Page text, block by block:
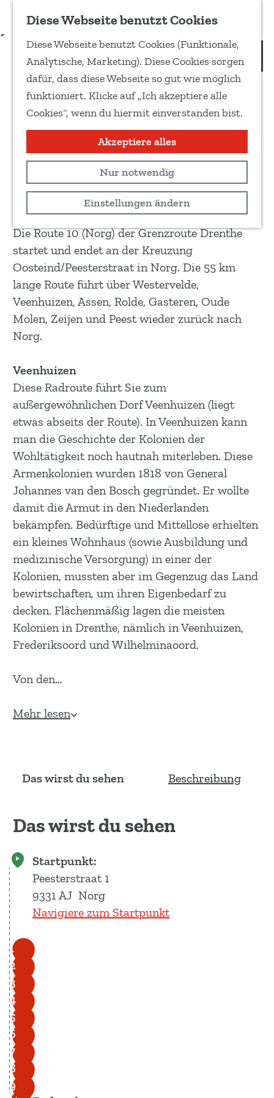
Diese Webseite benutzt Cookies
Diese Webseite benutzt Cookies (Funktionale,
Analytische, Marketing). Diese Cookies sorgen
dafür, dass diese Webseite so gut wie möglich
funktioniert. Klicke auf „Ich akzeptiere alle
Cookies“, wenn du hiermit einverstanden bist.
Akzeptiere alles
Nur notwendig
Einstellungen ändern
Zu Favoriten hinzufügen
e
i
l
e
d
e
e
i
t
e
Download Routenbeschreibung
Grenzroute Drenthe, Route
10: Norg
E-bike route
Routenkarte anzeigen
Die Route 10 (Norg) der Grenzroute Drenthe
startet und endet an der Kreuzung
Oosteind/Peesterstraat in Norg. Die 55 km
lange Route führt über Westervelde,
Veenhuizen, Assen, Rolde, Gasteren, Oude
Molen, Zeijen und Peest wieder zurück nach
Norg.
Veenhuizen
Diese Radroute führt Sie zum
außergewöhnlichen Dorf Veenhuizen (liegt
etwas abseits der Route). In Veenhuizen kann
man die Geschichte der Kolonien der
Wohltätigkeit noch hautnah miterleben. Diese
Armenkolonien wurden 1818 von General
Johannes van den Bosch gegründet. Er wollte
damit die Armut in den Niederlanden
bekämpfen. Bedürftige und Mittellose erhielten
ein kleines Wohnhaus (sowie Ausbildung und
medizinische Versorgung) in einer der
Kolonien, mussten aber im Gegenzug das Land
bewirtschaften, um ihren Eigenbedarf zu
decken. Flächenmäßig lagen die meisten
Kolonien in Drenthe, nämlich in Veenhuizen,
Frederiksoord und Wilhelminaoord.
Von den…
Mehr lesen
Das wirst du sehen Beschreibung
Das wirst du sehen
Startpunkt:
Peesterstraat 1
9331 AJ Norg
Navigiere zum Startpunkt
1
2
3
4
5
6
7
8
9